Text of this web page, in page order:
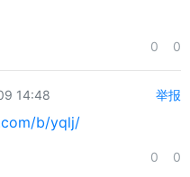
0 0
14:48 举报
b/yqlj/
0 0